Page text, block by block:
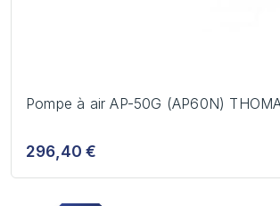
Pompe à air AP-50G (AP60N)
296,40 €